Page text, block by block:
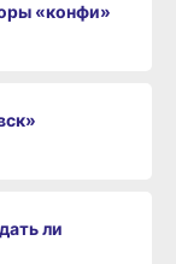
«конфи»
ли